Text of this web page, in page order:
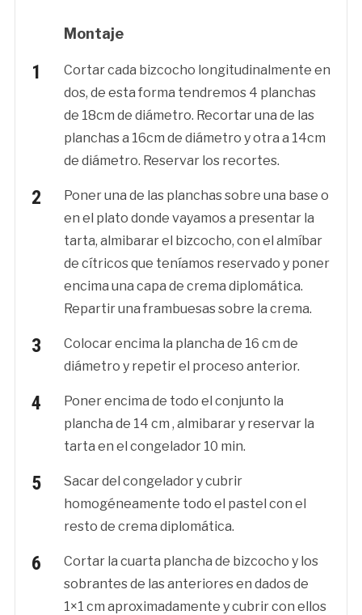
Montaje
Cortar cada bizcocho longitudinalmente en
dos, de esta forma tendremos 4 planchas
de 18cm de diámetro. Recortar una de las
planchas a 16cm de diámetro y otra a 14cm
de diámetro. Reservar los recortes.
Poner una de las planchas sobre una base o
en el plato donde vayamos a presentar la
tarta, almibarar el bizcocho, con el almíbar
de cítricos que teníamos reservado y poner
encima una capa de crema diplomática.
Repartir una frambuesas sobre la crema.
Colocar encima la plancha de 16 cm de
diámetro y repetir el proceso anterior.
Poner encima de todo el conjunto la
plancha de 14 cm , almibarar y reservar la
tarta en el congelador 10 min.
Sacar del congelador y cubrir
homogéneamente todo el pastel con el
resto de crema diplomática.
Cortar la cuarta plancha de bizcocho y los
sobrantes de las anteriores en dados de
1×1 cm aproximadamente y cubrir con ellos